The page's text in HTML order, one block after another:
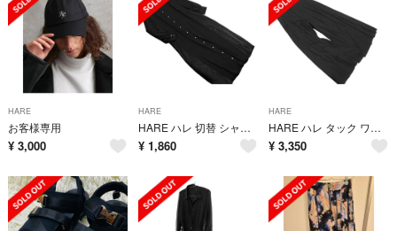
HARE
お客様専用
¥ 3,000
HARE
HARE ハレ 切替 シャツ ワンピース sizeF/黒 ■◇ レディース
¥ 1,860
HARE
HARE ハレ タック ワイド パンツ sizeF/黒 ■■ レディース
¥ 3,350